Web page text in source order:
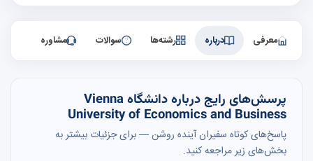
معرفی درباره رشته‌ها سوالات مشاوره
پرسش‌های رایج درباره دانشگاه Vienna
University of Economics and Business
پاسخ‌های کوتاه سفیران آینده روشن — برای جزئیات بیشتر به
بخش‌های زیر مراجعه کنید.